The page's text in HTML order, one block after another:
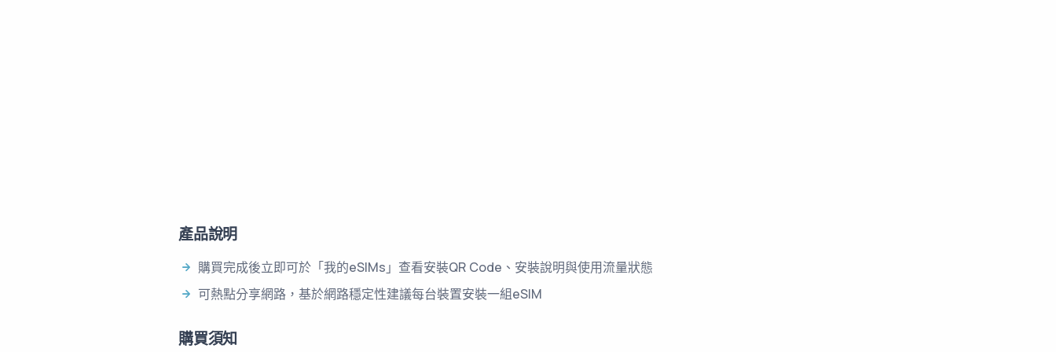
產品說明
購買完成後立即可於「我的eSIMs」查看安裝QR Code、安裝說明與使用流量狀態
可熱點分享網路，基於網路穩定性建議每台裝置安裝一組eSIM
購買須知